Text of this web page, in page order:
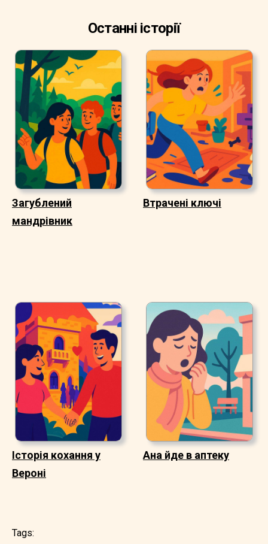
Останні історії
Загублений
мандрівник
Втрачені ключі
Історія кохання у
Вероні
Ана йде в аптеку
Tags: